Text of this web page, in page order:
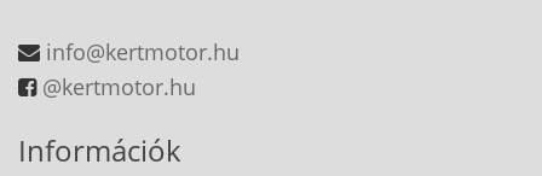
info@kertmotor.hu
@kertmotor.hu
Információk